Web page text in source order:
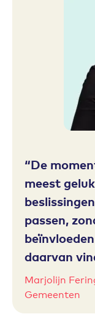
De
meest
passen,
daarvan
Marjolijn
Gemeenten